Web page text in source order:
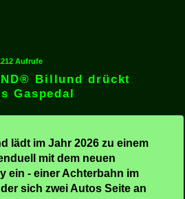
Aufrufe
Billund drückt
Gaspedal
lädt im Jahr 2026 zu einem
mit dem neuen
ein - einer Achterbahn im
sich zwei Autos Seite an